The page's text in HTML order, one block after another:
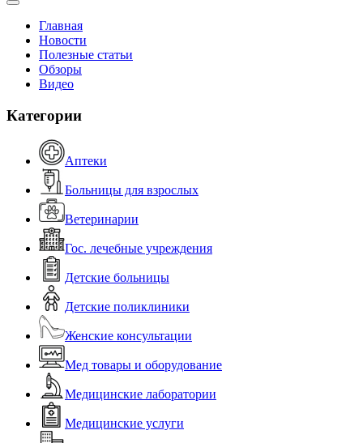
Главная
Новости
Полезные статьи
Обзоры
Видео
Категории
Аптеки
Больницы для взрослых
Ветеринарии
Гос. лечебные учреждения
Детские больницы
Детские поликлиники
Женские консультации
Мед товары и оборудование
Медицинские лаборатории
Медицинские услуги